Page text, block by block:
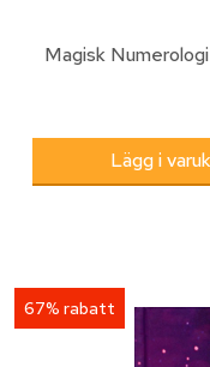
Magisk Numerologi
67% rabatt